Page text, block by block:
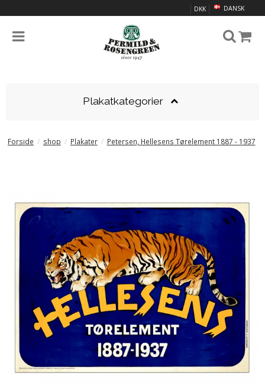
DANSK
DKK
Plakatkategorier
Forside / shop / Plakater / Petersen, Hellesens Tørelement 1887 - 1937